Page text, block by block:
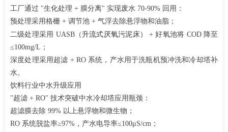
工厂通过 "生化处理 + 膜分离" 实现废水 70-90% 回用：​
预处理采用格栅 + 调节池 + 气浮去除悬浮物和油脂；​
二级处理采用 UASB（升流式厌氧污泥床）
+ 好氧池将 COD 降至
≤100mg/L；​
深度处理采用超滤 + RO 系统，产水用于洗瓶机预冲洗和冷却塔补
水。​
饮料行业中水升级应用
"超滤 + RO" 技术突破中水冷却塔应用瓶颈：​
超滤膜去除 99% 以上悬浮物和微生物；​
RO 系统脱盐率≥97%，产水电导率≤100μS/cm；​